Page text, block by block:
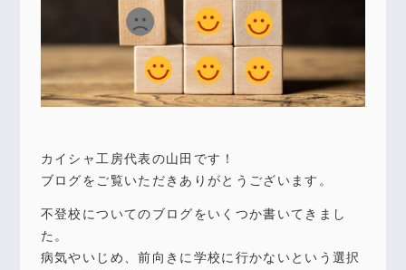
カイシャ工房代表の山田です！
ブログをご覧いただきありがとうございます。
不登校についてのブログをいくつか書いてきまし
た。
病気やいじめ、前向きに学校に行かないという選択